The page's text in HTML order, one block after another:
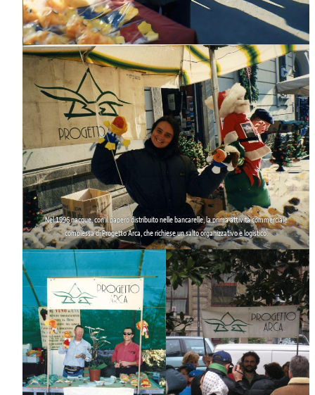
Nel 1996 nacque, conil paperodistribuito nelle bancarelle, la prima attività commerciale
complessa di Progetto Arca, che richiese un salto organizzativo e logistico.